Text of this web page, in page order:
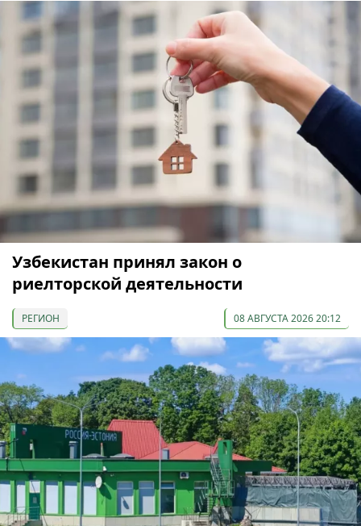
Узбекистан принял закон о
риелторской деятельности
РЕГИОН 08 АВГУСТА 2026 20:12